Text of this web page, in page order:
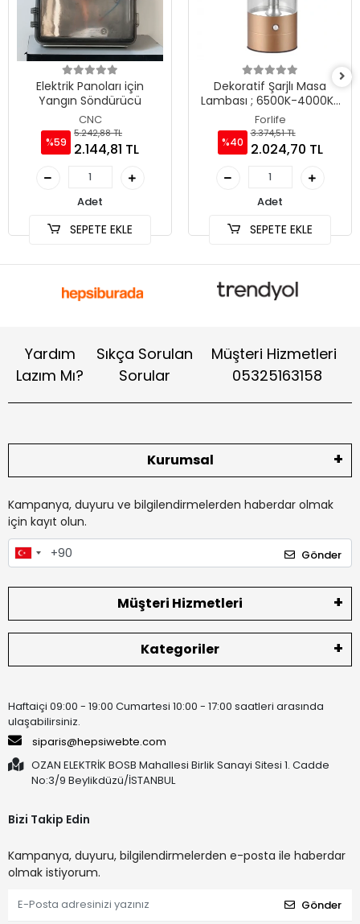
Elektrik Panoları için
Yangın Söndürücü
CNC
%59
5.242,88 TL
2.144,81 TL
Adet
SEPETE EKLE
Dekoratif Şarjlı Masa
Lambası ; 6500K-4000K-
3200K Seçmeli
Forlife
%40
3.374,51 TL
2.024,70 TL
Adet
SEPETE EKLE
Yardım
Lazım Mı?
Sıkça Sorulan
Sorular
Müşteri Hizmetleri
05325163158
Kurumsal
Kampanya, duyuru ve bilgilendirmelerden haberdar olmak
için kayıt olun.
Gönder
Müşteri Hizmetleri
Kategoriler
Haftaiçi 09:00 - 19:00 Cumartesi 10:00 - 17:00 saatleri arasında
ulaşabilirsiniz.
siparis@hepsiwebte.com
OZAN ELEKTRİK BOSB Mahallesi Birlik Sanayi Sitesi 1. Cadde
No:3/9 Beylikdüzü/İSTANBUL
Bizi Takip Edin
Kampanya, duyuru, bilgilendirmelerden e-posta ile haberdar
olmak istiyorum.
Gönder